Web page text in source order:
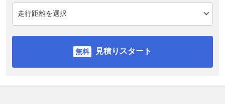
見積りスタート